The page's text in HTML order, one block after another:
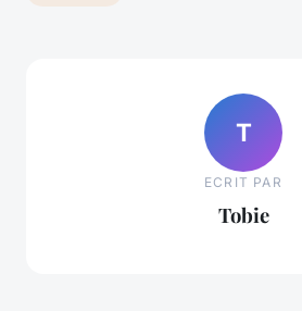
T
ECRIT PAR
Tobie